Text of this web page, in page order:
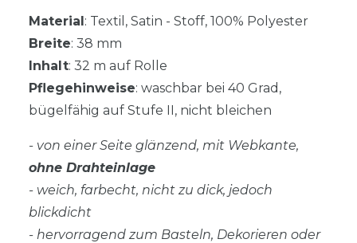
Material: Textil, Satin - Stoff, 100% Polyester
Breite: 38 mm
Inhalt: 32 m auf Rolle
Pflegehinweise: waschbar bei 40 Grad,
bügelfähig auf Stufe II, nicht bleichen
- von einer Seite glänzend, mit Webkante,
ohne Drahteinlage
- weich, farbecht, nicht zu dick, jedoch
blickdicht
- hervorragend zum Basteln, Dekorieren oder